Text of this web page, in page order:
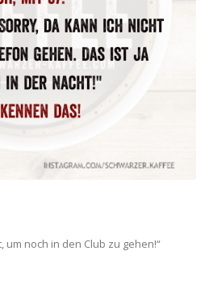
um noch in den Club zu gehen!“